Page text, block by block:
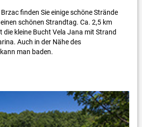
finden Sie einige schöne Strände
schönen Strandtag. Ca. 2,5 km
die kleine Bucht Vela Jana mit Strand
Auch in der Nähe des
man baden.